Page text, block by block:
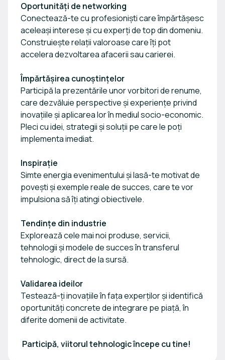
Oportunități de networking
Conectează-te cu profesioniști care împărtășesc
aceleași interese și cu experți de top din domeniu.
Construiește relații valoroase care îți pot
accelera dezvoltarea afacerii sau carierei.
Împărtășirea cunoștințelor
Participă la prezentările unor vorbitori de renume,
care dezvăluie perspective și experiențe privind
inovațiile și aplicarea lor în mediul socio-economic.
Pleci cu idei, strategii și soluții pe care le poți
implementa imediat.
Inspirație
Simte energia evenimentului și lasă-te motivat de
povești și exemple reale de succes, care te vor
impulsiona să îți atingi obiectivele.
Tendințe din industrie
Explorează cele mai noi produse, servicii,
tehnologii și modele de succes în transferul
tehnologic, direct de la sursă.
Validarea ideilor
Testează-ți inovațiile în fața experților și identifică
oportunități concrete de integrare pe piață, în
diferite domenii de activitate.
Participă, viitorul tehnologic începe cu tine!